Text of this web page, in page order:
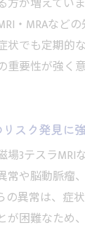
が増えていま
・MRAなど
状でも定期的
重要性が強く
スク発見に
3テスラMRI
常や脳動脈瘤
の異常は、症
が困難なため